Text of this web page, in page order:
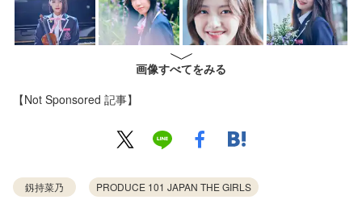
画像すべてをみる
【Not Sponsored 記事】
釼持菜乃 PRODUCE 101 JAPAN THE GIRLS